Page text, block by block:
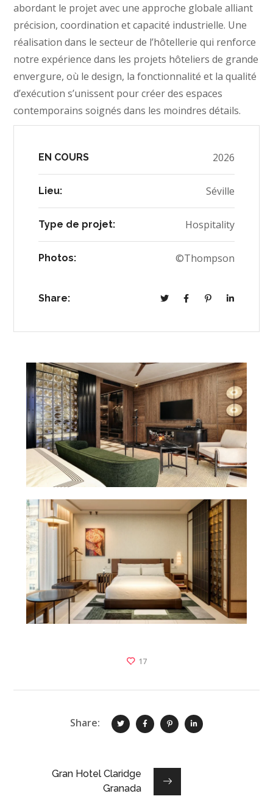
abordant le projet avec une approche globale alliant
précision, coordination et capacité industrielle. Une
réalisation dans le secteur de l’hôtellerie qui renforce
notre expérience dans les projets hôteliers de grande
envergure, où le design, la fonctionnalité et la qualité
d’exécution s’unissent pour créer des espaces
contemporains soignés dans les moindres détails.
EN COURS 2026
Lieu: Séville
Type de projet: Hospitality
Photos: ©Thompson
Share:
17
Share:
Gran Hotel Claridge
Granada